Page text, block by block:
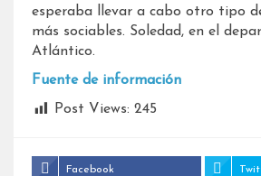
esperaba llevar a cabo otro tipo
más sociables. Soledad, en el
Atlántico.
Fuente de información
Post Views: 245
Facebook